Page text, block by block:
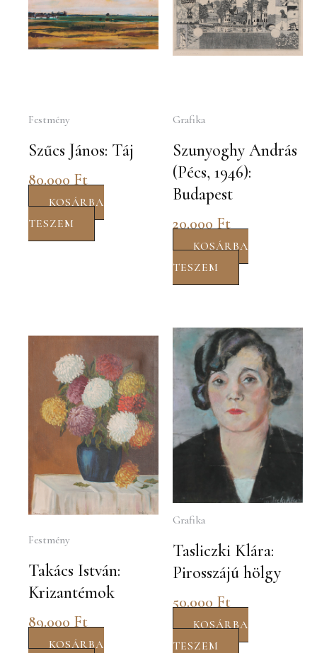
Festmény
Szűcs János: Táj
80.000 Ft
KOSÁRBA
TESZEM
Grafika
Szunyoghy András
(Pécs, 1946):
Budapest
20.000 Ft
KOSÁRBA
TESZEM
Festmény
Takács István:
Krizantémok
89.000 Ft
KOSÁRBA
Grafika
Tasliczki Klára:
Pirosszájú hölgy
50.000 Ft
KOSÁRBA
TESZEM